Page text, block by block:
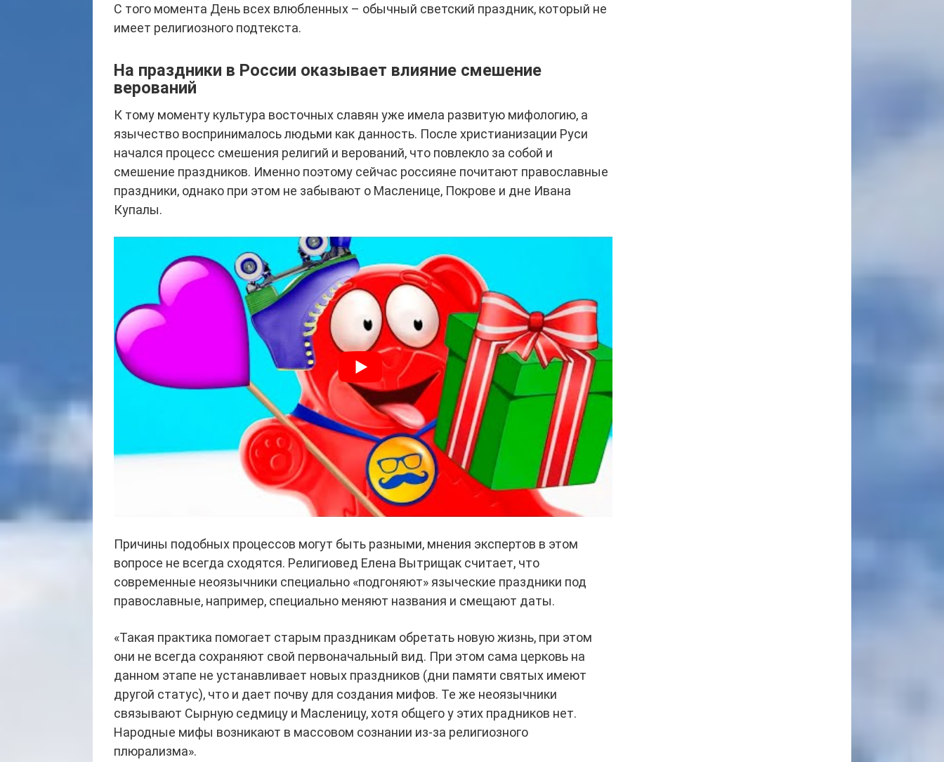
С того момента День всех влюбленных – обычный светский праздник, который не
имеет религиозного подтекста.
На праздники в России оказывает влияние смешение
верований
К тому моменту культура восточных славян уже имела развитую мифологию, а
язычество воспринималось людьми как данность. После христианизации Руси
начался процесс смешения религий и верований, что повлекло за собой и
смешение праздников. Именно поэтому сейчас россияне почитают православные
праздники, однако при этом не забывают о Масленице, Покрове и дне Ивана
Купалы.
Причины подобных процессов могут быть разными, мнения экспертов в этом
вопросе не всегда сходятся. Религиовед Елена Вытрищак считает, что
современные неоязычники специально «подгоняют» языческие праздники под
православные, например, специально меняют названия и смещают даты.
«Такая практика помогает старым праздникам обретать новую жизнь, при этом
они не всегда сохраняют свой первоначальный вид. При этом сама церковь на
данном этапе не устанавливает новых праздников (дни памяти святых имеют
другой статус), что и дает почву для создания мифов. Те же неоязычники
связывают Сырную седмицу и Масленицу, хотя общего у этих прадников нет.
Народные мифы возникают в массовом сознании из-за религиозного
плюрализма».